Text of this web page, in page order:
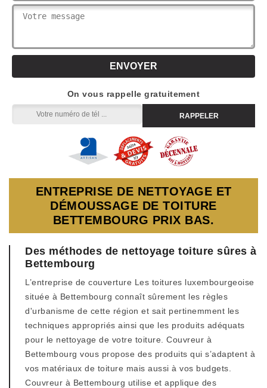
On vous rappelle gratuitement
ENTREPRISE DE NETTOYAGE ET
DÉMOUSSAGE DE TOITURE
BETTEMBOURG PRIX BAS.
Des méthodes de nettoyage toiture sûres à
Bettembourg
L’entreprise de couverture Les toitures luxembourgeoise
située à Bettembourg connaît sûrement les règles
d'urbanisme de cette région et sait pertinemment les
techniques appropriés ainsi que les produits adéquats
pour le nettoyage de votre toiture. Couvreur à
Bettembourg vous propose des produits qui s’adaptent à
vos matériaux de toiture mais aussi à vos budgets.
Couvreur à Bettembourg utilise et applique des